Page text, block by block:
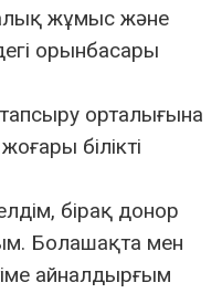
жұмыс және
орынбасары
орталығына
білікті
бірақ донор
Болашақта мен
айналдырғым